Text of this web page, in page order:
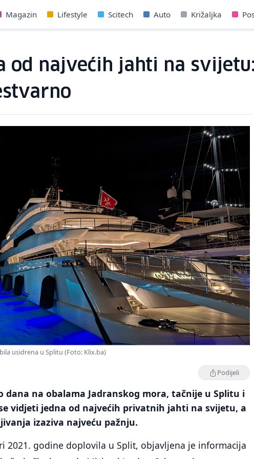
Magazin Lifestyle Scitech Auto Križaljka
od najvećih jahti na
usidrena u Splitu (Foto: Klix.ba)
Podijeli
dana na obalama Jadranskog mora, tačnije u Splitu i
vidjeti jedna od najvećih privatnih jahti na svijetu, a
izaziva najveću pažnju.
2021. godine doplovila u Split, objavljena je informacija